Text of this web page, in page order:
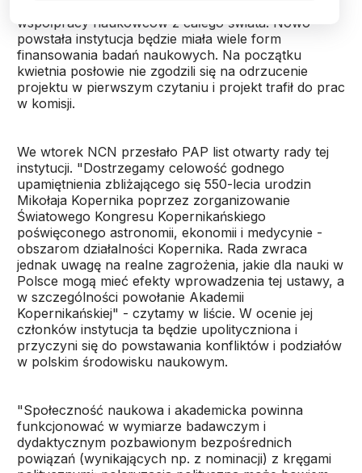
współpracy naukowców z całego świata. Nowo
powstała instytucja będzie miała wiele form
finansowania badań naukowych. Na początku
kwietnia posłowie nie zgodzili się na odrzucenie
projektu w pierwszym czytaniu i projekt trafił do prac
w komisji.
We wtorek NCN przesłało PAP list otwarty rady tej
instytucji. "Dostrzegamy celowość godnego
upamiętnienia zbliżającego się 550-lecia urodzin
Mikołaja Kopernika poprzez zorganizowanie
Światowego Kongresu Kopernikańskiego
poświęconego astronomii, ekonomii i medycynie -
obszarom działalności Kopernika. Rada zwraca
jednak uwagę na realne zagrożenia, jakie dla nauki w
Polsce mogą mieć efekty wprowadzenia tej ustawy, a
w szczególności powołanie Akademii
Kopernikańskiej" - czytamy w liście. W ocenie jej
członków instytucja ta będzie upolityczniona i
przyczyni się do powstawania konfliktów i podziałów
w polskim środowisku naukowym.
"Społeczność naukowa i akademicka powinna
funkcjonować w wymiarze badawczym i
dydaktycznym pozbawionym bezpośrednich
powiązań (wynikających np. z nominacji) z kręgami